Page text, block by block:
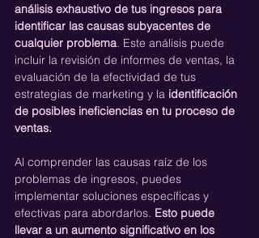
análisis exhaustivo de tus ingresos para
identificar las causas subyacentes de
cualquier problema. Este análisis puede
incluir la revisión de informes de ventas, la
evaluación de la efectividad de tus
estrategias de marketing y la identificación
de posibles ineficiencias en tu proceso de
ventas.
Al comprender las causas raíz de los
problemas de ingresos, puedes
implementar soluciones específicas y
efectivas para abordarlos. Esto puede
llevar a un aumento significativo en los